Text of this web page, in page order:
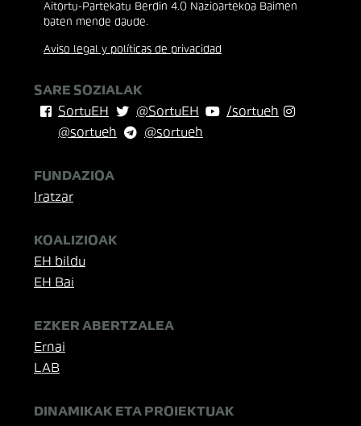
Aitortu-Partekatu Berdin 4.0 Nazioartekoa Baimen
baten mende daude.
Aviso legal y políticas de privacidad
SARE SOZIALAK
SortuEH
@SortuEH
/sortueh
@sortueh
@sortueh
FUNDAZIOA
Iratzar
KOALIZIOAK
EH bildu
EH Bai
EZKER ABERTZALEA
Ernai
LAB
DINAMIKAK ETA PROIEKTUAK